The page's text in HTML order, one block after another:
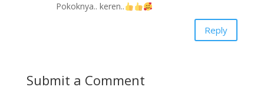
Pokoknya.. keren..
Reply
Submit a Comment